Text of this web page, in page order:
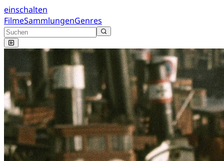
einschalten
FilmeSammlungenGenres